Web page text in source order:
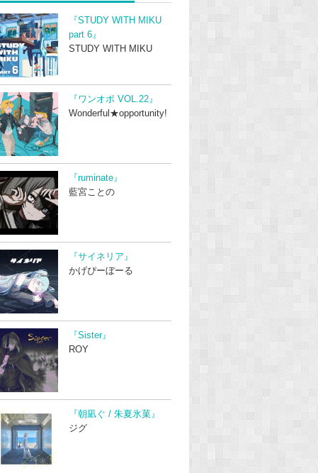
『STUDY WITH MIKU
part 6』
STUDY WITH MIKU
『ワンオポ VOL.22』
Wonderful★opportunity!
『ruminate』
藍宮ことの
『サイネリア』
かげぴーぼーる
『Sister』
ROY
『朝凪ぐ / 朱夏氷菓』
ジグ